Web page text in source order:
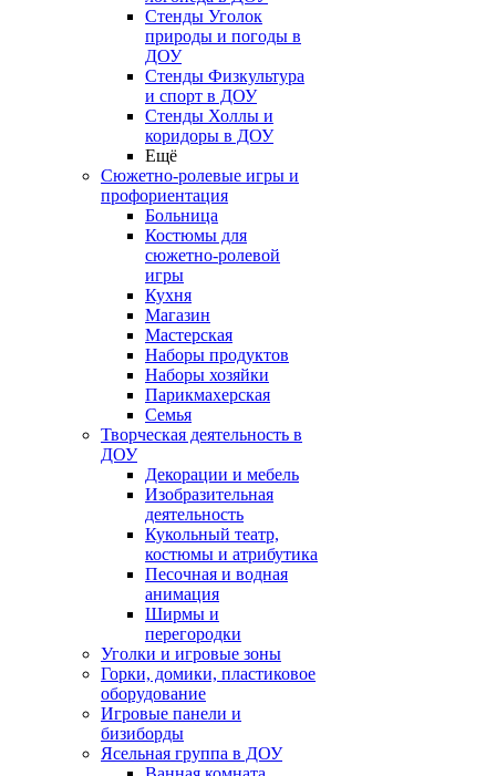
Стенды Уголок
природы и погоды в
ДОУ
Стенды Физкультура
и спорт в ДОУ
Стенды Холлы и
коридоры в ДОУ
Ещё
Сюжетно-ролевые игры и
профориентация
Больница
Костюмы для
сюжетно-ролевой
игры
Кухня
Магазин
Мастерская
Наборы продуктов
Наборы хозяйки
Парикмахерская
Семья
Творческая деятельность в
ДОУ
Декорации и мебель
Изобразительная
деятельность
Кукольный театр,
костюмы и атрибутика
Песочная и водная
анимация
Ширмы и
перегородки
Уголки и игровые зоны
Горки, домики, пластиковое
оборудование
Игровые панели и
бизиборды
Ясельная группа в ДОУ